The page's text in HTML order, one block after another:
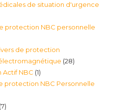
produits
de situation d'urgence
protection NBC personnelle
de protection
2828
Actif NBC 11
produit
protection NBC Personnelle
77